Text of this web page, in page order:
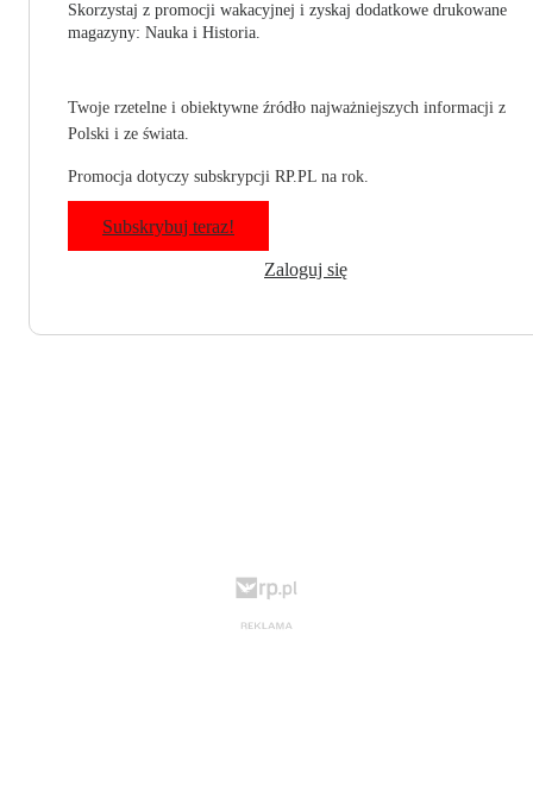
Skorzystaj z promocji wakacyjnej i zyskaj dodatkowe drukowane
magazyny: Nauka i Historia.
Twoje rzetelne i obiektywne źródło najważniejszych informacji z
Polski i ze świata.
Promocja dotyczy subskrypcji RP.PL na rok.
Subskrybuj teraz!
Zaloguj się